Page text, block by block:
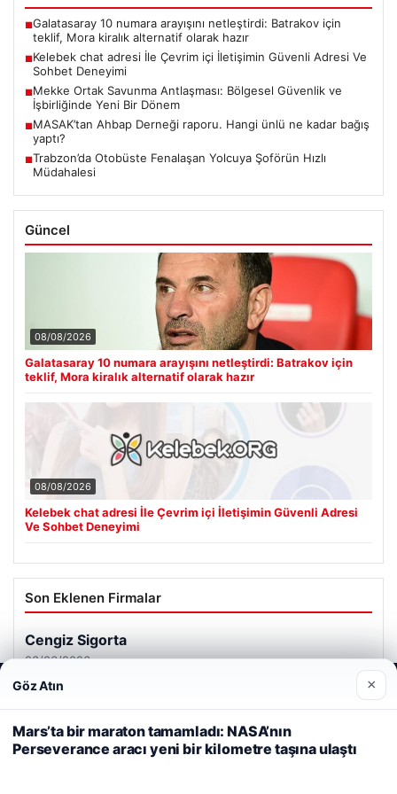
■Galatasaray 10 numara arayışını netleştirdi: Batrakov için
teklif, Mora kiralık alternatif olarak hazır
■Kelebek chat adresi İle Çevrim içi İletişimin Güvenli Adresi Ve
Sohbet Deneyimi
■Mekke Ortak Savunma Antlaşması: Bölgesel Güvenlik ve
İşbirliğinde Yeni Bir Dönem
■MASAK’tan Ahbap Derneği raporu. Hangi ünlü ne kadar bağış
yaptı?
■Trabzon’da Otobüste Fenalaşan Yolcuya Şoförün Hızlı
Müdahalesi
Güncel
08/08/2026
Galatasaray 10 numara arayışını netleştirdi: Batrakov için
teklif, Mora kiralık alternatif olarak hazır
08/08/2026
Kelebek chat adresi İle Çevrim içi İletişimin Güvenli Adresi
Ve Sohbet Deneyimi
Son Eklenen Firmalar
Cengiz Sigorta
23/06/2026
Web sitemizi nasıl kullandığınızı daha iyi anlayabilmek,
deneyiminizi kişiselleştirmek ve geliştirmek amacıyla çerezler
kullanıyoruz.
Çerez Politikamız
Reddet Kabul Et
Göz Atın ×
Mars’ta bir maraton tamamladı: NASA’nın
Perseverance aracı yeni bir kilometre taşına ulaştı